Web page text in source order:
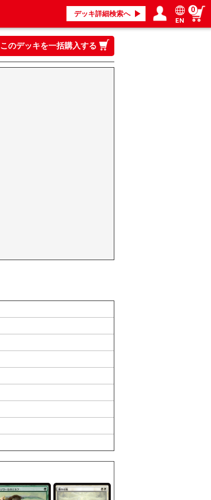
デッキ詳細検索へ
ログイン／会員登録
マイページ
EN
0
このデッキを一括購入する